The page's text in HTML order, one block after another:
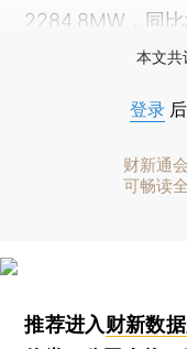
2284.8MW，同比
本文共
登录
财新通
可畅读
推荐进入财新数